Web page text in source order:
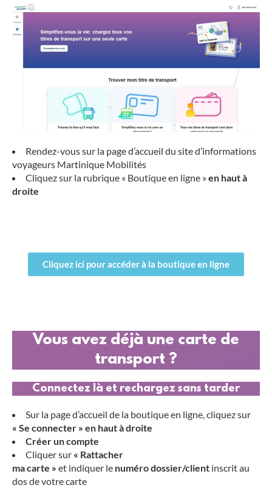
Rendez-vous sur la page d’accueil du site d’informations
voyageurs Martinique Mobilités
Cliquez sur la rubrique « Boutique en ligne »en haut à
droite
Cliquez ici pour accéder à la boutique en ligne
Vous avez déjà une carte de
transport ?
Connectez là et rechargez sans tarder
Sur la page d’accueil de la boutique en ligne, cliquez sur
« Se connecter » en haut à droite
Créer uncompte
Cliquer sur « Rattacher
macarte » et indiquer le numérodossier/client inscrit au
dos de votre carte